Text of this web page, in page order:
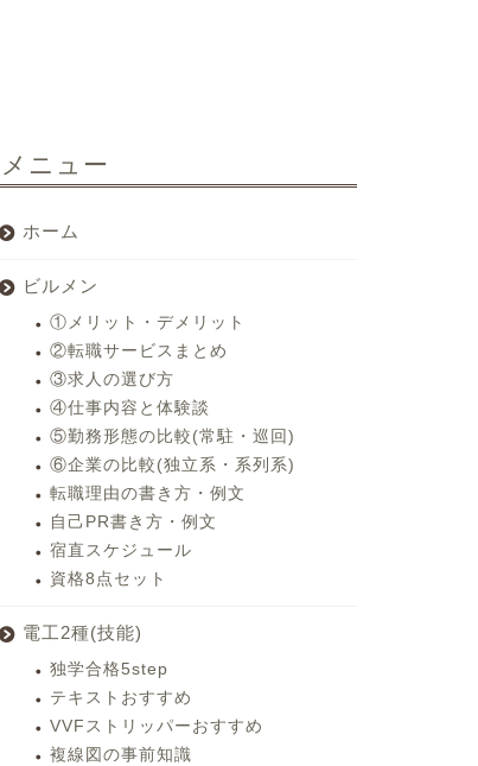
メニュー
ホーム
ビルメン
①メリット・デメリット
②転職サービスまとめ
③求人の選び方
④仕事内容と体験談
⑤勤務形態の比較(常駐・巡回)
⑥企業の比較(独立系・系列系)
転職理由の書き方・例文
自己PR書き方・例文
宿直スケジュール
資格8点セット
電工2種(技能)
独学合格5step
テキストおすすめ
VVFストリッパーおすすめ
複線図の事前知識